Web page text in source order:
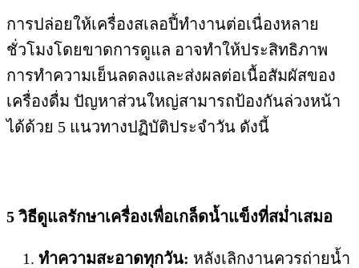
การปล่อยให้เครื่องสเลอปี้ทำงานต่อเนื่องหลาย
ชั่วโมงโดยขาดการดูแล อาจทำให้ประสิทธิภาพ
การทำความเย็นลดลงและส่งผลต่อเนื้อสัมผัสของ
เครื่องดื่ม ปัญหาส่วนใหญ่สามารถป้องกันล่วงหน้า
ได้ด้วย 5 แนวทางปฏิบัติประจำวัน ดังนี้
5 วิธีดูแลรักษาเครื่องเพื่อเกล็ดน้ำแข็งที่สม่ำเสมอ
ทำความสะอาดทุกวัน: หลังเลิกงานควรถ่ายน้ำ